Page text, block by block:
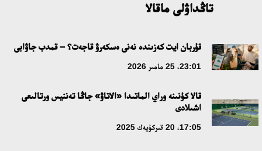
مە؟
18:16، 20 شىلدە 2026
ۇلتتىق ءارحيۆتىڭ اشىلعانىنا 20 جىل: نەگىزگى جەتىستىكتەرى مەن
دامۋ باعىتى
تاڭداۋلى ماقالا
قۇربان ايت كەزىندە نەنى ەسكەرۋ قاجەت؟ – قمدب جاۋابى
23:01، 25 مامىر 2026
قالا كۇنىنە وراي الماتىدا «الاتاۋ» جاڭا تەننيس ورتالىعى
اشىلادى
17:05، 20 قىركۇيەك 2025